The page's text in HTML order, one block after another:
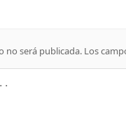
no será publicada. Los